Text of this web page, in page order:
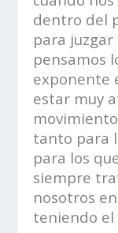
dentro del
para juzgar
pensamos
exponente
estar muy
tanto para
para los
siempre
nosotros
teniendo el